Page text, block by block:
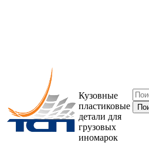
Кузовные
пластиковые
детали для
грузовых
иномарок